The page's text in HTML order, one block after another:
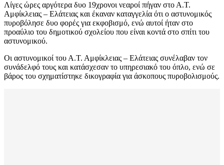
Λίγες ώρες αργότερα δυο 19χρονοι νεαροί πήγαν στο Α.Τ.
Αμφίκλειας – Ελάτειας και έκαναν καταγγελία ότι ο αστυνομικός
πυροβόλησε δυο φορές για εκφοβισμό, ενώ αυτοί ήταν στο
προαύλιο του δημοτικού σχολείου που είναι κοντά στο σπίτι του
αστυνομικού.
Οι αστυνομικοί του Α.Τ. Αμφίκλειας – Ελάτειας συνέλαβαν τον
συνάδελφό τους και κατάσχεσαν το υπηρεσιακό του όπλο, ενώ σε
βάρος του σχηματίστηκε δικογραφία για άσκοπους πυροβολισμούς.